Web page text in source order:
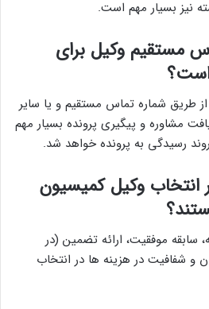
نیز بسیار مهم است.
مستقیم وکیل برای
است؟
طریق شماره تماس مستقیم و یا سایر
مشاوره و پیگیری پرونده بسیار مهم
رسیدگی به پرونده خواهد شد.
انتخاب وکیل کمیسیون
سابقه موفقیت، ارائه تضمین (در
شفافیت در هزینه ها در انتخاب